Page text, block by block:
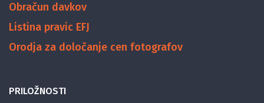
Obračun davkov
Listina pravic EFJ
Orodja za določanje cen fotografov
PRILOŽNOSTI